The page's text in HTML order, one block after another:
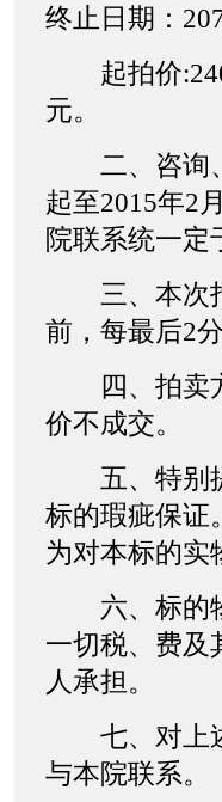
终止日期：
起拍价:240
元。
二、咨询、
起至2015年2
院联系统一定
三、本次拍
前，每最后2
四、拍卖方
价不成交。
五、特别提
标的瑕疵保证
为对本标的实
六、标的物
一切税、费及
人承担。
七、对上述
与本院联系。